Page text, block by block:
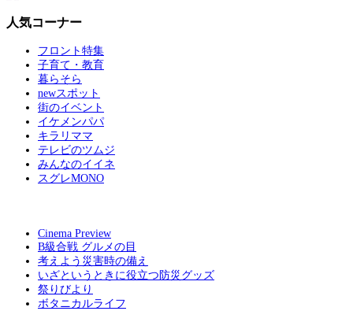
人気コーナー
フロント特集
子育て・教育
暮らそら
newスポット
街のイベント
イケメンパパ
キラリママ
テレビのツムジ
みんなのイイネ
スグレMONO
Cinema Preview
B級合戦 グルメの目
考えよう災害時の備え
いざというときに役立つ防災グッズ
祭りびより
ボタニカルライフ